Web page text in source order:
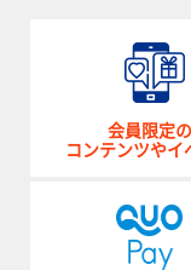
会員限定の
コンテンツやイ